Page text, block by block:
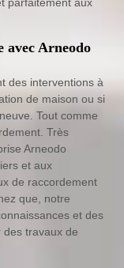
avec Arneodo
des interventions à
de maison ou si
Tout comme
Très
Arneodo
et aux
de raccordement
que, notre
et des
travaux de